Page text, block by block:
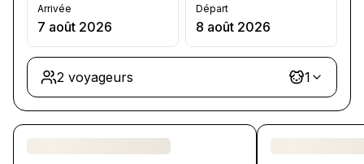
Arrivée
7 août 2026
Départ
8 août 2026
2 voyageurs 1
Chargement des chambres et des formules…